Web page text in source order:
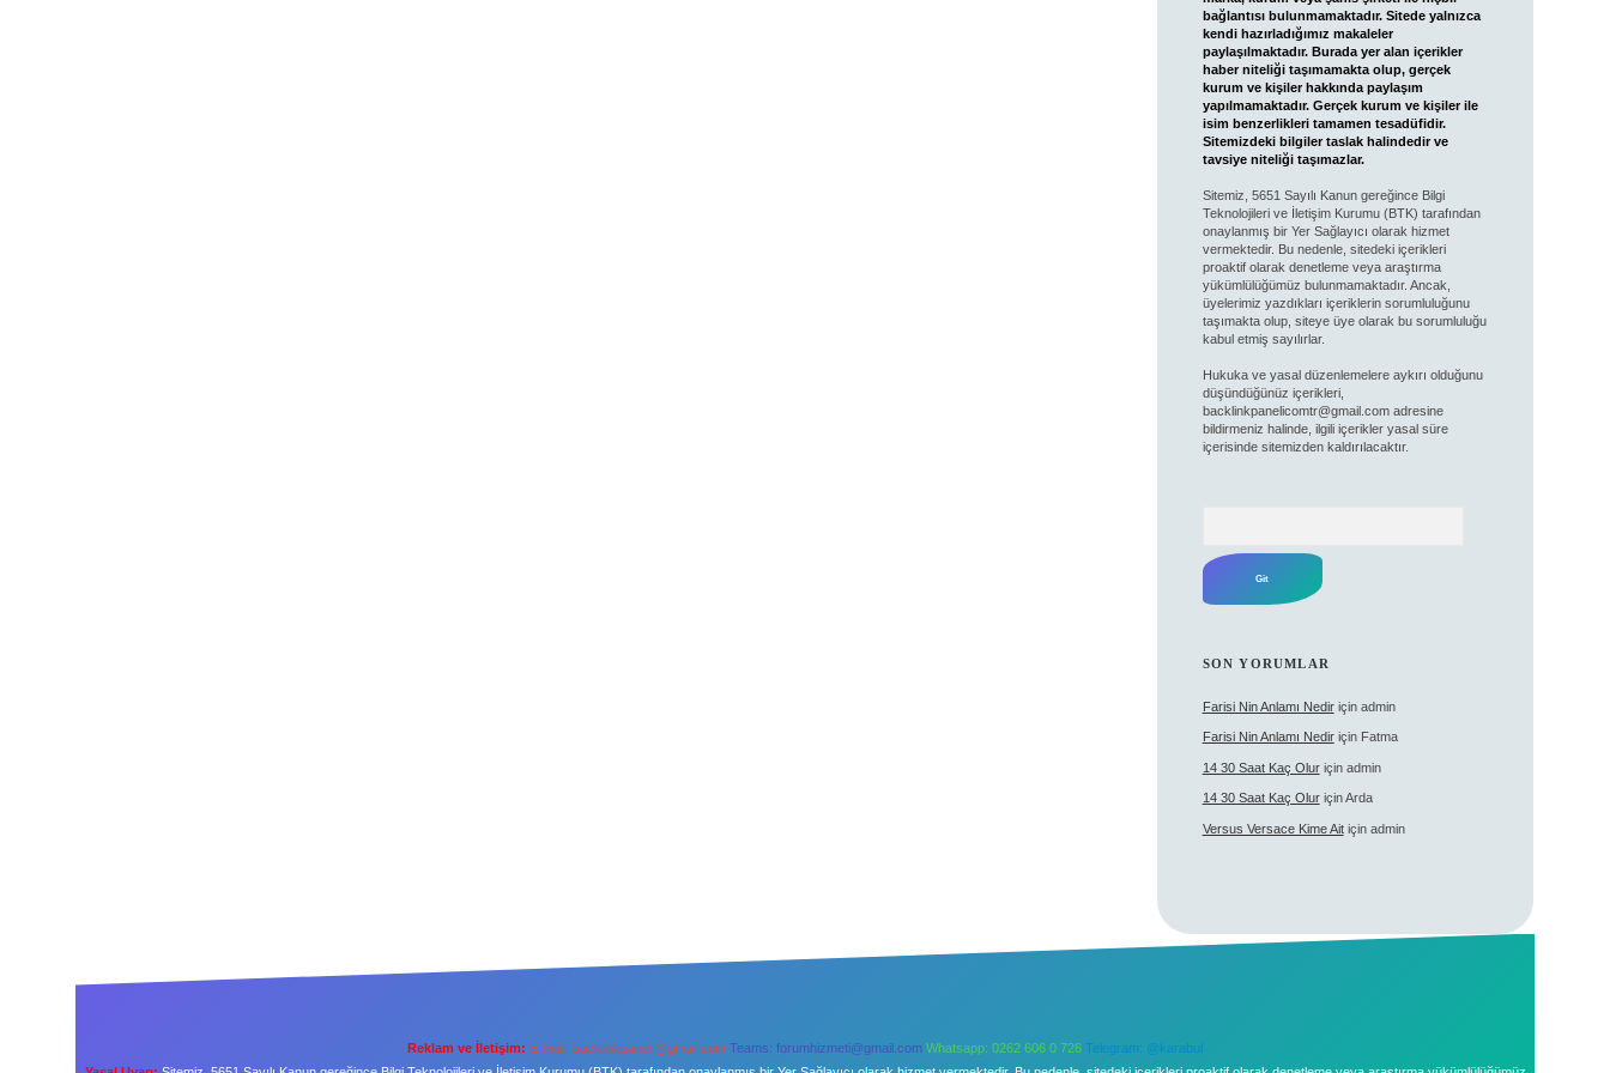
bağlantısı bulunmamaktadır. Sitede yalnızca
kendi hazırladığımız makaleler
paylaşılmaktadır. Burada yer alan içerikler
haber niteliği taşımamakta olup, gerçek
kurum ve kişiler hakkında paylaşım
yapılmamaktadır. Gerçek kurum ve kişiler ile
isim benzerlikleri tamamen tesadüfidir.
Sitemizdeki bilgiler taslak halindedir ve
tavsiye niteliği taşımazlar.
Sitemiz, 5651 Sayılı Kanun gereğince Bilgi
Teknolojileri ve İletişim Kurumu (BTK) tarafından
onaylanmış bir Yer Sağlayıcı olarak hizmet
vermektedir. Bu nedenle, sitedeki içerikleri
proaktif olarak denetleme veya araştırma
yükümlülüğümüz bulunmamaktadır. Ancak,
üyelerimiz yazdıkları içeriklerin sorumluluğunu
taşımakta olup, siteye üye olarak bu sorumluluğu
kabul etmiş sayılırlar.
Hukuka ve yasal düzenlemelere aykırı olduğunu
düşündüğünüz içerikleri,
backlinkpanelicomtr@gmail.comadresine
bildirmeniz halinde, ilgili içerikler yasal süre
içerisinde sitemizden kaldırılacaktır.
SON YORUMLAR
Farisi Nin Anlamı Nediriçin admin
Farisi Nin Anlamı Nediriçin Fatma
14 30 Saat Kaç Oluriçin admin
14 30 Saat Kaç OluriçinArda
Versus Versace Kime Aitiçin admin
Reklam ve İletişim: E-mail: backlinkpaneli@gmail.com Teams: forumhizmeti@gmail.com Whatsapp: 0262 606 0 726 Telegram: @karabul